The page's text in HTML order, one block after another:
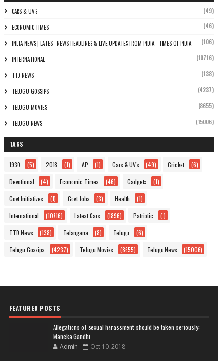
CARS & UV'S (49)
ECONOMIC TIMES (46)
INDIA NEWS | LATEST NEWS HEADLINES & LIVE UPDATES FROM INDIA - TIMES OF INDIA (106)
INTERNATIONAL (10716)
TTD NEWS (138)
TELUGU GOSSIPS (4237)
TELUGU MOVIES (8655)
TELUGU NEWS (15006)
TAGS
1930 (5) 2018 (1) AP (1) Cars & UV's (49) Cricket (6)
Devotional (4) Economic Times (46) Gadgets (1)
Govt Initiatives (1) Govt Jobs (3) Health (1)
International (10716) Latest Cars (1896) Patriotic (1)
TTD News (138) Telangana (8) Telugu (6)
Telugu Gossips (4237) Telugu Movies (8655) Telugu News (15006)
FEATURED POSTS
Allegations of sexual harassment should be taken seriously:
Maneka Gandhi
Admin Oct 10, 2018